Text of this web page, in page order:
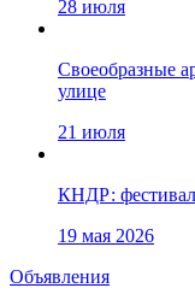
28 июля
Своеобразные
улице
21 июля
КНДР:
19 мая 2026
Объявления